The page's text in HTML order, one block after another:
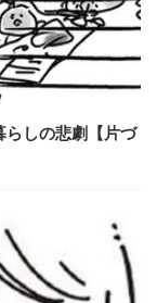
しの悲劇【片づ